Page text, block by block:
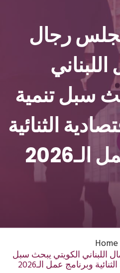
رجال
سبل تنمية
الثنائية
Home
اللبناني الكويتي يبحث سبل
وبرنامج عمل الـ2026